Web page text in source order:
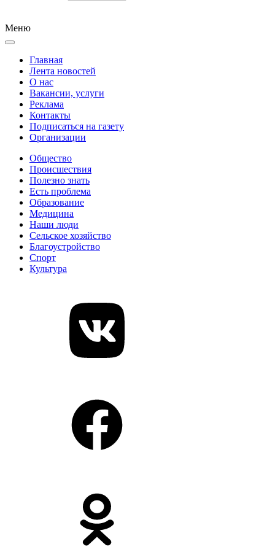
Меню
Главная
Лента новостей
О нас
Вакансии, услуги
Реклама
Контакты
Подписаться на газету
Организации
Общество
Происшествия
Полезно знать
Есть проблема
Образование
Медицина
Наши люди
Сельское хозяйство
Благоустройство
Спорт
Культура